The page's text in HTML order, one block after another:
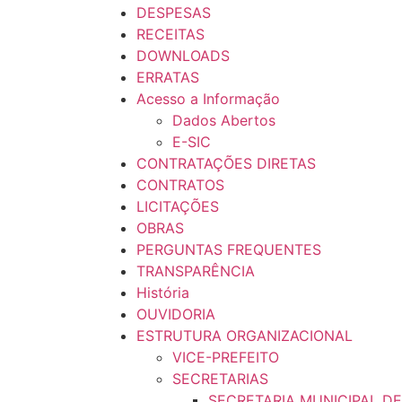
DESPESAS
RECEITAS
DOWNLOADS
ERRATAS
Acesso a Informação
Dados Abertos
E-SIC
CONTRATAÇÕES DIRETAS
CONTRATOS
LICITAÇÕES
OBRAS
PERGUNTAS FREQUENTES
TRANSPARÊNCIA
História
OUVIDORIA
ESTRUTURA ORGANIZACIONAL
VICE-PREFEITO
SECRETARIAS